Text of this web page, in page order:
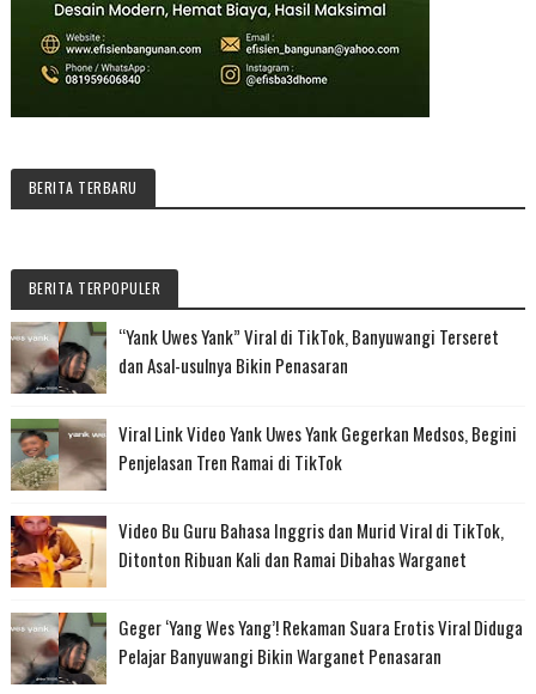
BERITA TERBARU
BERITA TERPOPULER
“Yank Uwes Yank” Viral di TikTok, Banyuwangi Terseret
dan Asal-usulnya Bikin Penasaran
Viral Link Video Yank Uwes Yank Gegerkan Medsos, Begini
Penjelasan Tren Ramai di TikTok
Video Bu Guru Bahasa Inggris dan Murid Viral di TikTok,
Ditonton Ribuan Kali dan Ramai Dibahas Warganet
Geger ‘Yang Wes Yang’! Rekaman Suara Erotis Viral Diduga
Pelajar Banyuwangi Bikin Warganet Penasaran